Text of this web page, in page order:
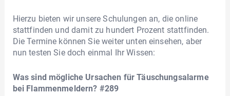
Hierzu bieten wir unsere Schulungen an, die online
stattfinden und damit zu hundert Prozent stattfinden.
Die Termine können Sie weiter unten einsehen, aber
nun testen Sie doch einmal Ihr Wissen:
Was sind mögliche Ursachen für Täuschungsalarme
bei Flammenmeldern? #289